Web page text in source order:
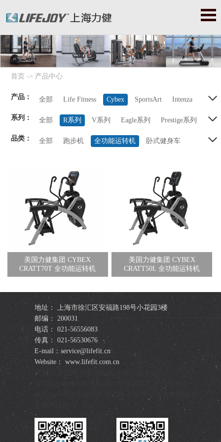
身器|力健健身器材|赛佰斯|赛百斯|Cybex|赛佰斯跑步机|赛佰斯器
械|赛佰斯健身器|赛佰斯健身器材
首页 -> 产品中心
产品： 全部 Life Fitness Cybex SportsArt Intenza
Balanced Body Precor StarTrac Octane
系列： 全部 R系列 V系列 Eagle系列 Prestige系列
Prestige Total 康复系列
品类： 全部 跑步机 全功能运转机 卧式健身车
美国力健集团 CYBEX
CRATT70T 全功能运转机
美国力健集团 CYBEX
CRATT50L 全功能运转机
地址： 上海市徐汇区安福路198号小花园3楼
邮编： 200031
电话： 021-56556083
传真： 021-56530676
E-mail：service@lifefit.cn
Website： www.lifefit.com.cn
力健|力健官网|力健跑步机|力健器械|美国力
健|Lifefitness|力健健身器|力健健身器材|赛佰斯|赛百
斯|Cybex|赛佰斯跑步机|赛佰斯器械|赛佰斯健身器|赛佰
斯健身器材